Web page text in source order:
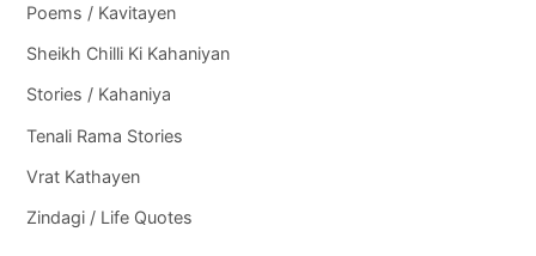
Poems / Kavitayen
Sheikh Chilli Ki Kahaniyan
Stories / Kahaniya
Tenali Rama Stories
Vrat Kathayen
Zindagi / Life Quotes